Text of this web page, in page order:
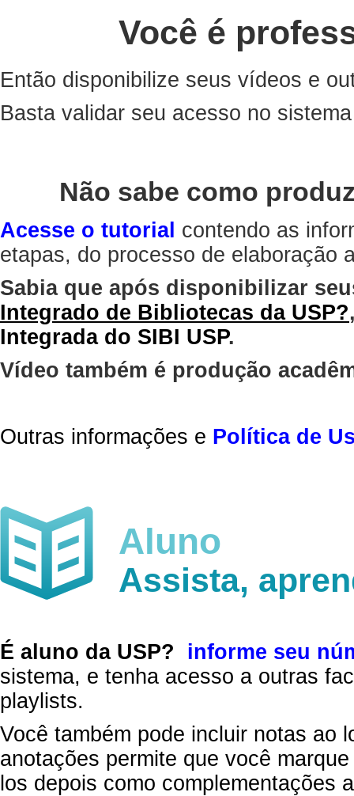
Você é
Então disponibilize seus vídeos e
Basta validar seu acesso no
Não sabe como
Acesse o tutorial contendo as
etapas, do processo de elaboração
Sabia que após disponibilizar
Integrado de Bibliotecas da USP?
Integrada do SIBI USP.
Vídeo também é produção
Outras informações e Política de
Aluno
Assista,
É aluno da USP?
informe seu
sistema, e tenha acesso a outras
playlists.
Você também pode incluir notas ao
anotações permite que você
los depois como complementações